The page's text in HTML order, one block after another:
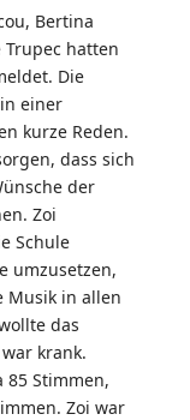
Bertina
Trupec hatten
Die
einer
kurze Reden.
dass sich
der
Zoi
Schule
umzusetzen,
Musik in allen
das
krank.
85 Stimmen,
Zoi war